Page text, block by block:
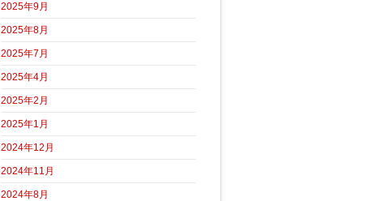
2025年9月
2025年8月
2025年7月
2025年4月
2025年2月
2025年1月
2024年12月
2024年11月
2024年8月